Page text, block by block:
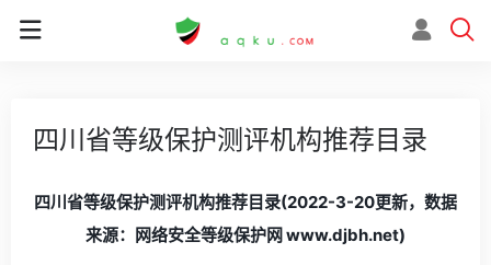
四川省等级保护测评机构推荐目录
四川省等级保护测评机构推荐目录(2022-3-20更新，数据
来源：网络安全等级保护网 www.djbh.net)